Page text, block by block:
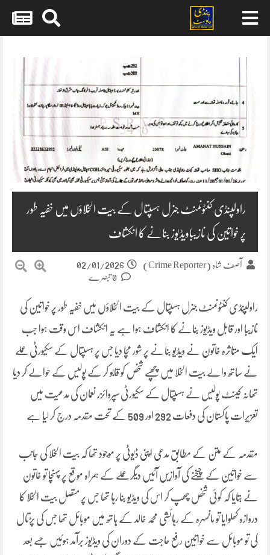
content
راولپنڈی کنٹونمنٹ جنرل ہسپتال کے بیت الخلاؤں میں خفیہ طور
پر خواتین کی نازیباویڈیوز بنانے کا انکشاف
آصف شاہ (Crime Reporter)
02/01/2026
راولپنڈی کنٹونمنٹ جنرل ہسپتال کے بیت الخلاؤں میں خفیہ طور پر خواتین کی
نازیبا اور قابل ویڈیوز بنانے کا انکشاف ہوا ہے یہ انکشاف اس وقت ہوا جب
ایک متاثرہ خاتون نے ویڈیو بنانے پر شور مچا دیا جس پر ہسپتال کے سکیورٹی عملے
نے ساتھ والے بیت الخلا میں چھپے شخص کو قابو کر کے پولیس کے حوالے کر دیا
تھانہ کینٹ پولیس نے ہسپتال کے سکیورٹی سپروائزر نعمان کی مدعیت میں
تعزیرات پاکستان کی دفعات 292 اور 509 کے تحت مقدمہ درج کر لیا ہے
مقدمہ کے متن کے مطابق مدعی اپنی ڈیوٹی پر موجود تھا کہ بیت الخلا کی جانب
سے خواتین کے چیخنے کی آوازیں آئیں دیگر عملے کے ہمراہ موقع پر پہنچا تو خاتون
نے بتایا کہ کوئی شخص چھپ کر اس کی ویڈیو بنا رہا تھا جس پر متصل بیت الخلا کا
دروازہ کھلوایا تو مانسہرہ کے رہائشی محمد خالد کے ہاتھ میں موبائل تھا جس کی پڑتال
کی تو موبائل سے خواتین رفع حاجت کے دوران کی ویڈیوز برآمد ہوئیں جسے بعد